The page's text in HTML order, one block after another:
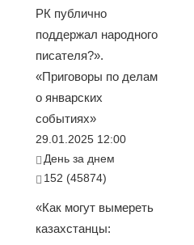
РК публично
поддержал народного
писателя?».
«Приговоры по делам
о январских
событиях»
29.01.2025 12:00
День за днем
152 (45874)
«Как могут вымереть
казахстанцы: